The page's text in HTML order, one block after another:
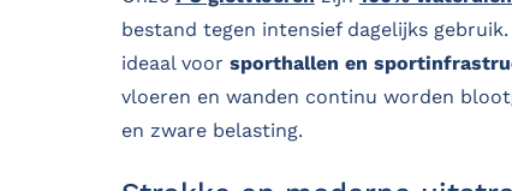
bestand tegen intensief dagelijks
ideaal voor sporthallen en
vloeren en wanden continu worden
en zware belasting.